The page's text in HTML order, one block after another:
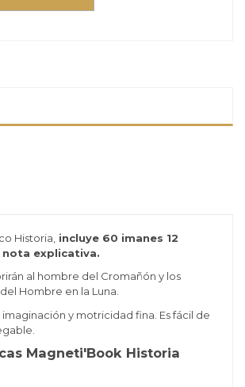
Historia, incluye 60 imanes 12
explicativa.
al hombre del Cromañón y los
Hombre en la Luna.
imaginación y motricidad fina. Es fácil de
Magneti'Book Historia